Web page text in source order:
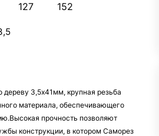
127 152
3,5х41мм, крупная резьба
материала, обеспечивающего
прочность позволяют
конструкции, в котором Саморез